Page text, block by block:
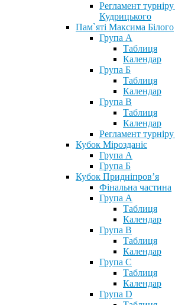
Регламент
Кудрицького
Пам`яті Максима Білого
Група А
Таблиця
Календар
Група Б
Таблиця
Календар
Група В
Таблиця
Календар
Регламент
Кубок Мірозданіє
Група А
Група Б
Кубок Придніпров’я
Фінальна частина
Група А
Таблиця
Календар
Група В
Таблиця
Календар
Група С
Таблиця
Календар
Група D